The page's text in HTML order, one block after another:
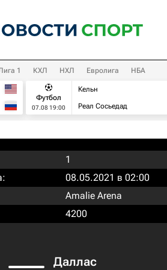
1 КХЛ НХЛ Евролига НБА
Футбол
07.08 19:00
Кельн
Реал Сосьедад
1
08.05.2021 в 02:00
Amalie Arena
4200
Даллас